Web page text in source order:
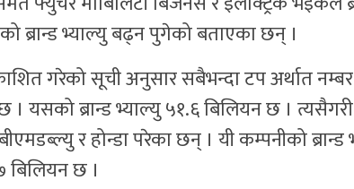
ब्रान्ड भ्याल्यु बढ्न पुगेको बताएका छन् ।
गरेको सूची अनुसार सबैभन्दा टप अर्थात
यसको ब्रान्ड भ्याल्यु ५१.६ बिलियन छ । त्यसैगरी
र होन्डा परेका छन् । यी कम्पनीको
बिलियन छ ।